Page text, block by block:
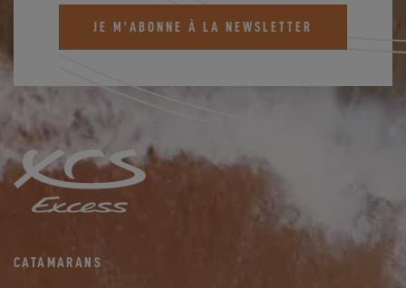
JE M'ABONNE À LA NEWSLETTER
CATAMARANS